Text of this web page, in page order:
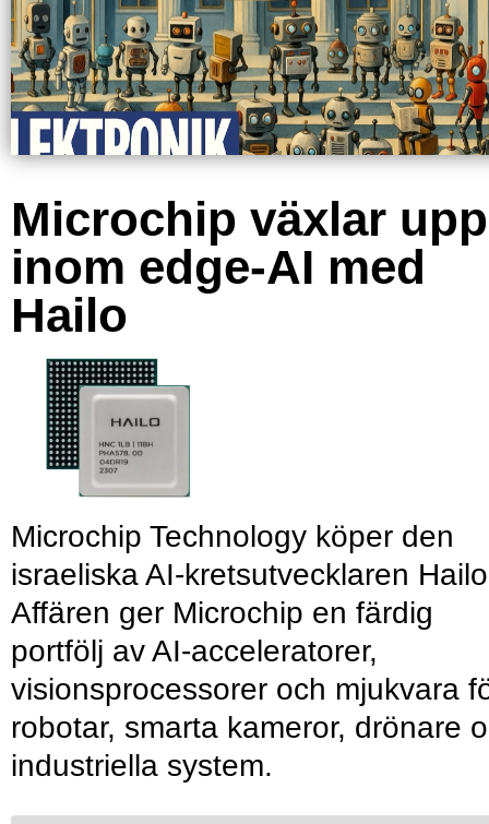
Microchip växlar upp
inom edge-AI med
Hailo
Microchip Technology köper den
israeliska AI-kretsutvecklaren
Affären ger Microchip en färdig
portfölj av AI-acceleratorer,
visionsprocessorer och mjukvara
robotar, smarta kameror, drönare
industriella system.